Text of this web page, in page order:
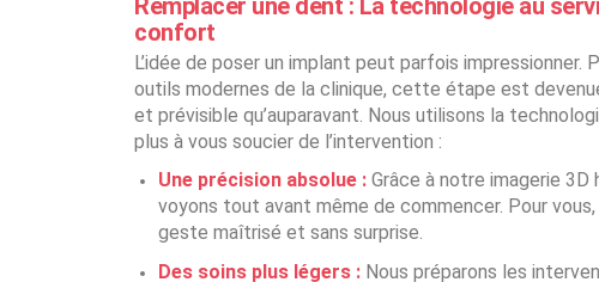
Remplacer une dent : La technologie au
confort
L’idée de poser un implant peut parfois impressionner.
outils modernes de la clinique, cette étape est
et prévisible qu’auparavant. Nous utilisons la
plus à vous soucier de l’intervention :
Une précision absolue : Grâce à notre imagerie 3D
voyons tout avant même de commencer. Pour vous,
geste maîtrisé et sans surprise.
Des soins plus légers : Nous préparons les